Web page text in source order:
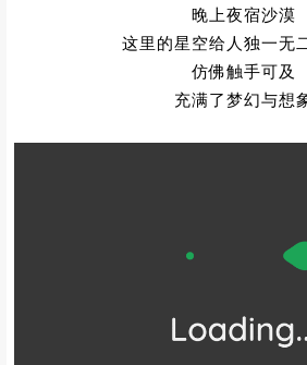
晚上夜宿沙漠
这里的星空给人独一无
充满了梦幻与想